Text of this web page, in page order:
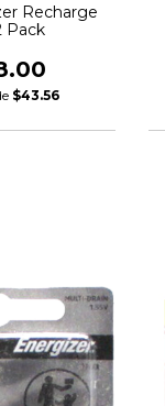
Recharge
Pack
$43.56